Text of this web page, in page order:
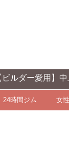
用】中上級者向
24時間ジム 女